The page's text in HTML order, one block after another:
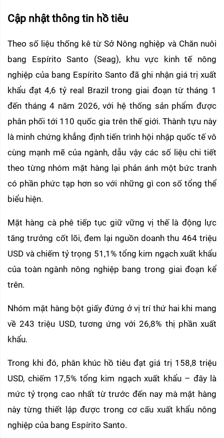
Cập nhật thông tin hồ tiêu
Theo số liệu thống kê từ Sở Nông nghiệp và Chăn nuôi
bang Espírito Santo (Seag), khu vực kinh tế nông
nghiệp của bang Espírito Santo đã ghi nhận giá trị xuất
khẩu đạt 4,6 tỷ real Brazil trong giai đoạn từ tháng 1
đến tháng 4 năm 2026, với hệ thống sản phẩm được
phân phối tới 110 quốc gia trên thế giới. Thành tựu này
là minh chứng khẳng định tiến trình hội nhập quốc tế vô
cùng mạnh mẽ của ngành, dẫu vậy các số liệu chi tiết
theo từng nhóm mặt hàng lại phản ánh một bức tranh
có phần phức tạp hơn so với những gì con số tổng thể
biểu hiện.
Mặt hàng cà phê tiếp tục giữ vững vị thế là động lực
tăng trưởng cốt lõi, đem lại nguồn doanh thu 464 triệu
USD và chiếm tỷ trọng 51,1% tổng kim ngạch xuất khẩu
của toàn ngành nông nghiệp bang trong giai đoạn kể
trên.
Nhóm mặt hàng bột giấy đứng ở vị trí thứ hai khi mang
về 243 triệu USD, tương ứng với 26,8% thị phần xuất
khẩu.
Trong khi đó, phân khúc hồ tiêu đạt giá trị 158,8 triệu
USD, chiếm 17,5% tổng kim ngạch xuất khẩu – đây là
mức tỷ trọng cao nhất từ trước đến nay mà mặt hàng
này từng thiết lập được trong cơ cấu xuất khẩu nông
nghiệp của bang Espírito Santo.